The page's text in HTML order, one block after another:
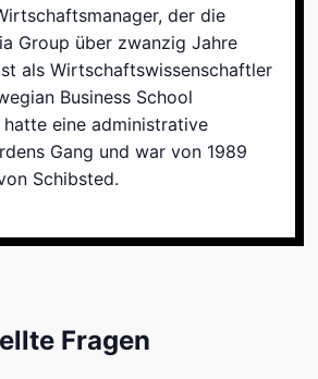
der die
Group über zwanzig Jahre
als Wirtschaftswissenschaftler
Business School
eine administrative
Gang und war von 1989
Schibsted.
Fragen